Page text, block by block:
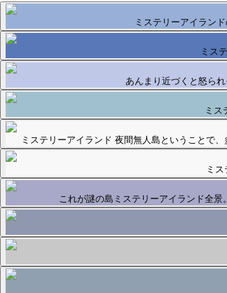
ミステリーアイラン
ミス
あんまり近づくと怒ら
ミス
ミステリーアイランド 夜間無人島ということで
ミ
これが謎の島ミステリーアイランド全景